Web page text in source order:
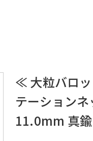
≪ 大粒バロ
テーション
11.0mm 真